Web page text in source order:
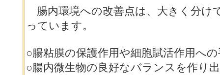
腸内環境への改善点は、大きく分け
っています。
○腸粘膜の保護作用や細胞賦活作用へ
○腸内微生物の良好なバランスを作り